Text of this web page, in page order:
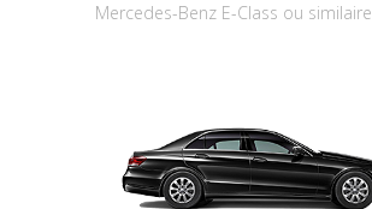
Mercedes-Benz E-Class ou similaire